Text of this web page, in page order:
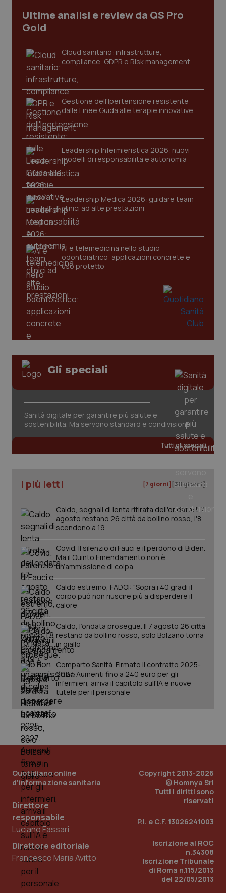
Ultime analisi e review da QS Pro
Gold
Cloud sanitario: infrastrutture,
compliance, GDPR e Risk management
Gestione dell'Ipertensione resistente:
dalle Linee Guida alle terapie innovative
Leadership Infermieristica 2026: nuovi
modelli di responsabilità e autonomia
Leadership Medica 2026: guidare team
clinici ad alte prestazioni
AI e telemedicina nello studio
odontoiatrico: applicazioni concrete e
uso protetto
Gli speciali
Sanità digitale per garantire più salute e
sostenibilità. Ma servono standard e condivisione
Tutti gli speciali
I più letti [7 giorni] [30 giorni]
Caldo, segnali di lenta ritirata dell'ondata: il 7
agosto restano 26 città da bollino rosso, l'8
scendono a 19
Covid. Il silenzio di Fauci e il perdono di Biden.
Ma il Quinto Emendamento non è
un’ammissione di colpa
Caldo estremo, FADOI: “Sopra i 40 gradi il
corpo può non riuscire più a disperdere il
calore”
Caldo, l’ondata prosegue. Il 7 agosto 26 città
restano da bollino rosso, solo Bolzano torna
in giallo
Comparto Sanità. Firmato il contratto 2025-
2027. Aumenti fino a 240 euro per gli
infermieri, arriva il capitolo sull'IA e nuove
tutele per il personale
Quotidiano online
d'informazione sanitaria
Direttore
responsabile
Luciano Fassari
Direttore editoriale
Francesco Maria Avitto
Copyright 2013-2026
© Homnya Srl
Tutti i diritti sono
riservati
P.I. e C.F. 13026241003
Iscrizione al ROC
n.34308
Iscrizione Tribunale
di Roma n.115/2013
del 22/05/2013
tracking-sites-ironfish-
tracking-enable
www.quotidianosanita.it
tracking-sites-ironfish-
session-id
www.quotidianosanita.it
.quotidianosanita.it
PHPSESSID
www.quotidianosanita.it
_ga_KM60CM4NPH .quotidianosanita.it
1